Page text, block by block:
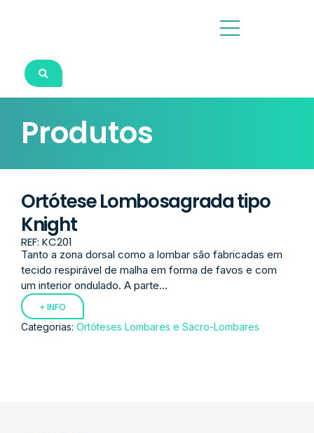
Produtos
Ortótese Lombosagrada tipo
Knight
REF: KC201
Tanto a zona dorsal como a lombar são fabricadas em
tecido respirável de malha em forma de favos e com
um interior ondulado. A parte...
+ INFO
Categorias: Ortóteses Lombares e Sacro-Lombares